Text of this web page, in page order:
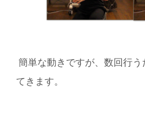
簡単な動きですが、数回行
てきます。